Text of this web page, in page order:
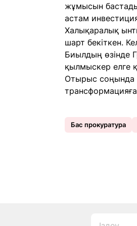
жұмысын
астам
Халықаралық
шарт бекіткен.
Биылдың өзінде
қылмыскер елге
Отырыс соңында
Бас прокуратура